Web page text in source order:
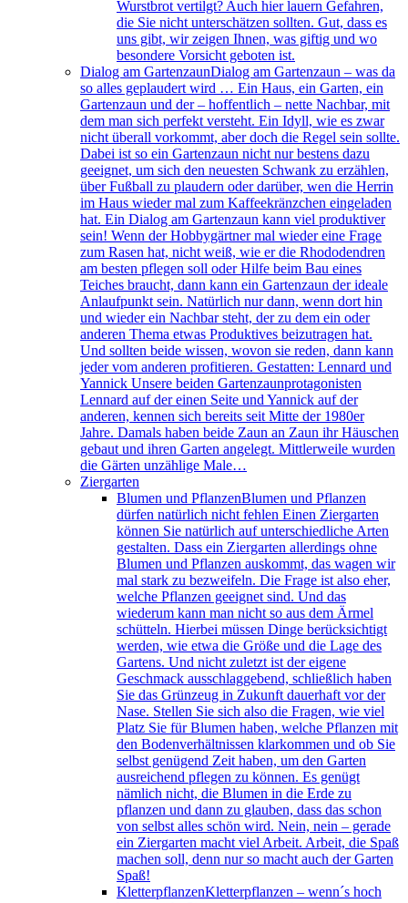
Wurstbrot vertilgt? Auch hier lauern Gefahren,
die Sie nicht unterschätzen sollten. Gut, dass es
uns gibt, wir zeigen Ihnen, was giftig und wo
besondere Vorsicht geboten ist.
Dialog am GartenzaunDialog am Gartenzaun – was da
so alles geplaudert wird … Ein Haus, ein Garten, ein
Gartenzaun und der – hoffentlich – nette Nachbar, mit
dem man sich perfekt versteht. Ein Idyll, wie es zwar
nicht überall vorkommt, aber doch die Regel sein sollte.
Dabei ist so ein Gartenzaun nicht nur bestens dazu
geeignet, um sich den neuesten Schwank zu erzählen,
über Fußball zu plaudern oder darüber, wen die Herrin
im Haus wieder mal zum Kaffeekränzchen eingeladen
hat. Ein Dialog am Gartenzaun kann viel produktiver
sein! Wenn der Hobbygärtner mal wieder eine Frage
zum Rasen hat, nicht weiß, wie er die Rhododendren
am besten pflegen soll oder Hilfe beim Bau eines
Teiches braucht, dann kann ein Gartenzaun der ideale
Anlaufpunkt sein. Natürlich nur dann, wenn dort hin
und wieder ein Nachbar steht, der zu dem ein oder
anderen Thema etwas Produktives beizutragen hat.
Und sollten beide wissen, wovon sie reden, dann kann
jeder vom anderen profitieren. Gestatten: Lennard und
Yannick Unsere beiden Gartenzaunprotagonisten
Lennard auf der einen Seite und Yannick auf der
anderen, kennen sich bereits seit Mitte der 1980er
Jahre. Damals haben beide Zaun an Zaun ihr Häuschen
gebaut und ihren Garten angelegt. Mittlerweile wurden
die Gärten unzählige Male…
Ziergarten
Blumen und PflanzenBlumen und Pflanzen
dürfen natürlich nicht fehlen Einen Ziergarten
können Sie natürlich auf unterschiedliche Arten
gestalten. Dass ein Ziergarten allerdings ohne
Blumen und Pflanzen auskommt, das wagen wir
mal stark zu bezweifeln. Die Frage ist also eher,
welche Pflanzen geeignet sind. Und das
wiederum kann man nicht so aus dem Ärmel
schütteln. Hierbei müssen Dinge berücksichtigt
werden, wie etwa die Größe und die Lage des
Gartens. Und nicht zuletzt ist der eigene
Geschmack ausschlaggebend, schließlich haben
Sie das Grünzeug in Zukunft dauerhaft vor der
Nase. Stellen Sie sich also die Fragen, wie viel
Platz Sie für Blumen haben, welche Pflanzen mit
den Bodenverhältnissen klarkommen und ob Sie
selbst genügend Zeit haben, um den Garten
ausreichend pflegen zu können. Es genügt
nämlich nicht, die Blumen in die Erde zu
pflanzen und dann zu glauben, dass das schon
von selbst alles schön wird. Nein, nein – gerade
ein Ziergarten macht viel Arbeit. Arbeit, die Spaß
machen soll, denn nur so macht auch der Garten
Spaß!
KletterpflanzenKletterpflanzen – wenn´s hoch